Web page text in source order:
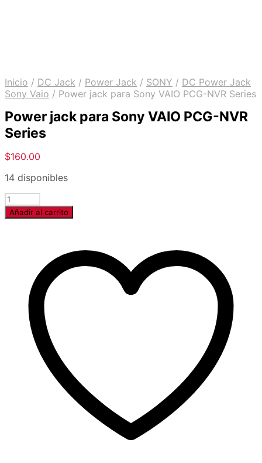
Inicio / DC Jack / Power Jack / SONY / DC Power Jack
Sony Vaio / Power jack para Sony VAIO PCG-NVR Series
Power jack para Sony VAIO PCG-NVR
Series
$160.00
14 disponibles
Cantidad
Añadir al carrito